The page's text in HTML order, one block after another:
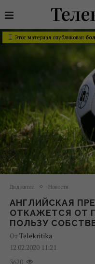
Этот материал опубликован
Диджитал Новости
АНГЛИЙСКАЯ
ОТКАЖЕТСЯ ОТ
ПОЛЬЗУ
От Telekritika
12.02.2020 11:21
3620